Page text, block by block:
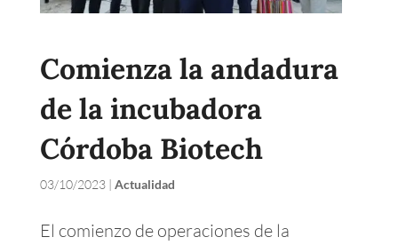
Comienza la andadura
de la incubadora
Córdoba Biotech
03/10/2023| Actualidad
El comienzo de operaciones de la